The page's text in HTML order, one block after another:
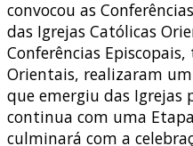
convocou as
das Igrejas Católicas
Conferências
Orientais, realizaram
que emergiu das Igrejas
continua com uma
culminará com a